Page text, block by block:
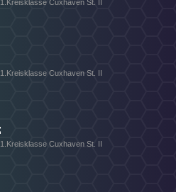
Cuxhaven St. II
Cuxhaven St. II
Cuxhaven St. II